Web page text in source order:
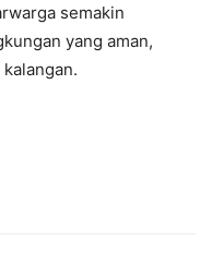
semakin
yang aman,